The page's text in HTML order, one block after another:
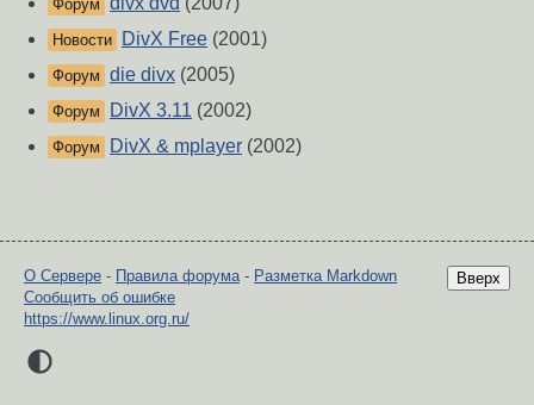
Форум
Новости DivX Free (2001)
Форум die divx (2005)
Форум DivX 3.11 (2002)
Форум DivX & mplayer (2002)
Вверх
О Сервере - Правила форума- Разметка Markdown
Сообщить об ошибке
https://www.linux.org.ru/